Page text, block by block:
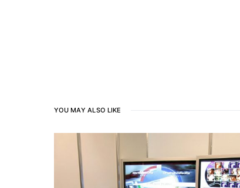
YOU MAY ALSO LIKE